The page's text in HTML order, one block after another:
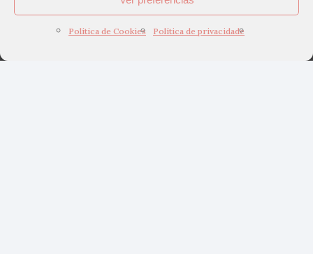
Política de Cookies Política de privacidade